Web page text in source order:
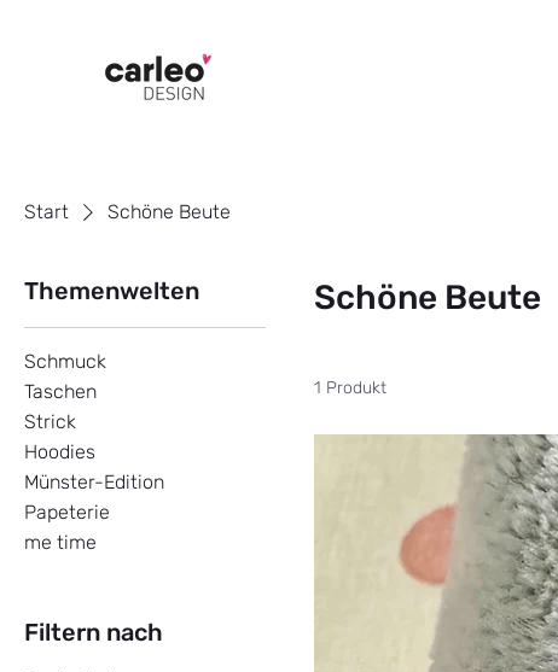
Start Schöne Beute
Themenwelten
Schmuck
Taschen
Strick
Hoodies
Münster-Edition
Papeterie
me time
Filtern nach
Schöne Beute
1 Produkt